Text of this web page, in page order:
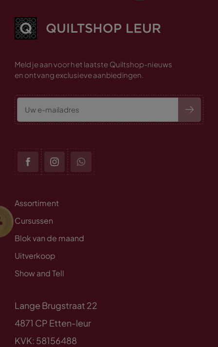
Meld je aan voor het laatste Quiltshop-nieuws
en ontvang exclusieve aanbiedingen.
Assortiment
Cursussen
Blok van de maand
Uitverkoop
Show and Tell
Lange Brugstraat 22
4871 CP Etten-leur
KVK: 58156488